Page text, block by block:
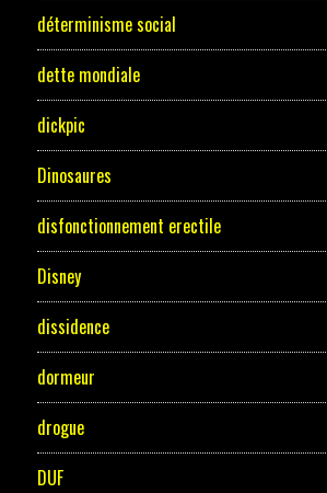
déterminisme social
dette mondiale
dickpic
Dinosaures
disfonctionnement erectile
Disney
dissidence
dormeur
drogue
DUF